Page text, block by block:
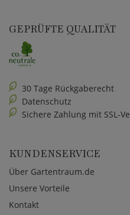
GEPRÜFTE QUALITÄT
30 Tage Rückgaberecht
Datenschutz
Sichere Zahlung mit SSL-
KUNDENSERVICE
Über Gartentraum.de
Unsere Vorteile
Kontakt